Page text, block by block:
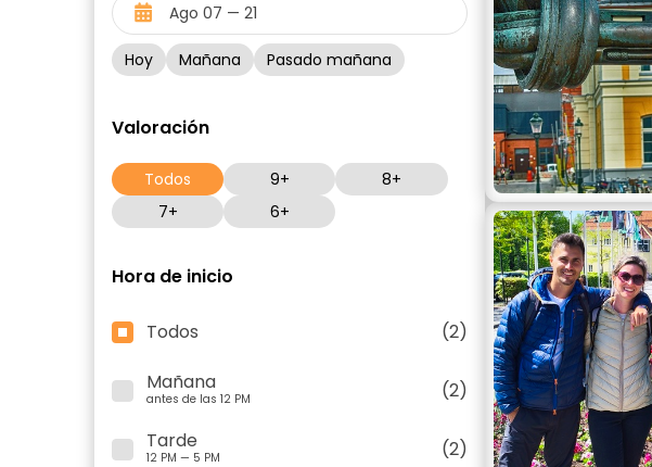
Hoy Mañana Pasado mañana
Valoración
Todos 9+
8+
7+
6+
Hora de inicio
Todos
(2)
Mañana
antes de las 12 PM
(2)
Tarde
12 PM — 5 PM
(2)